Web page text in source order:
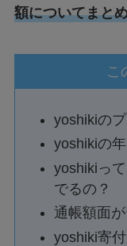
額についてまと
こ
yoshikiの
yoshikiの
yoshikiっ
でるの？
通帳額面
yoshiki寄